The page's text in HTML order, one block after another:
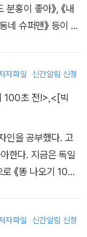
분홍이 좋아》, 《내
네 슈퍼맨》 등이 있
자파일 신간알림 신청
100초 전!>,<[빅
인을 공부했다. 고
한다. 지금은 독일
《똥 나오기 100
자파일 신간알림 신청